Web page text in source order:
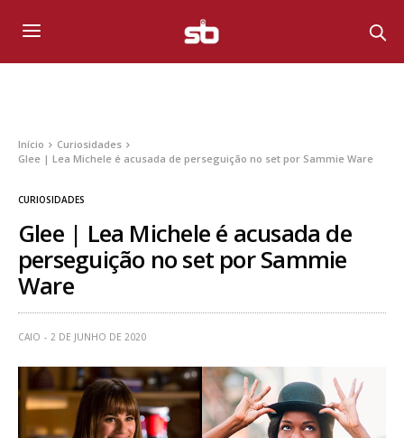
Início
Curiosidades
Glee | Lea Michele é acusada de perseguição no set por Sammie Ware
CURIOSIDADES
Glee | Lea Michele é acusada de
perseguição no set por Sammie
Ware
CAIO 2 DE JUNHO DE 2020